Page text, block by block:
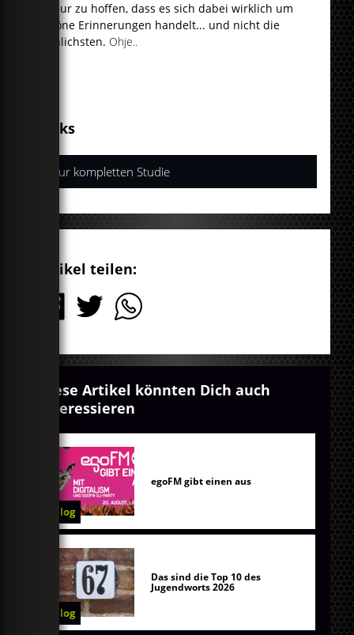
Ist nur zu hoffen, dass es sich dabei wirklich um
schöne Erinnerungen handelt... und nicht die
peinlichsten. Ohje..
Links
Zur kompletten Studie
Artikel teilen:
Diese Artikel könnten Dich auch
interessieren
Blog
egoFM gibt einen aus
Blog
Das sind die Top 10 des
Jugendworts 2026